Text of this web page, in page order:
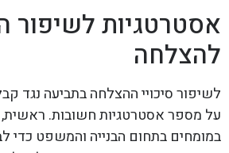
אסטרטגיות לשיפור
להצלחה
לשיפור סיכויי ההצלחה בתביעה נגד
על מספר אסטרטגיות חשובות. ראשית,
במומחים בתחום הבנייה והמשפט כדי